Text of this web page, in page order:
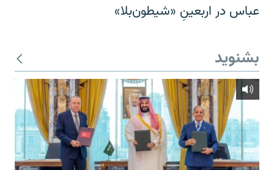
عباس در اربعینِ «شیطون‌بلا»
بشنوید